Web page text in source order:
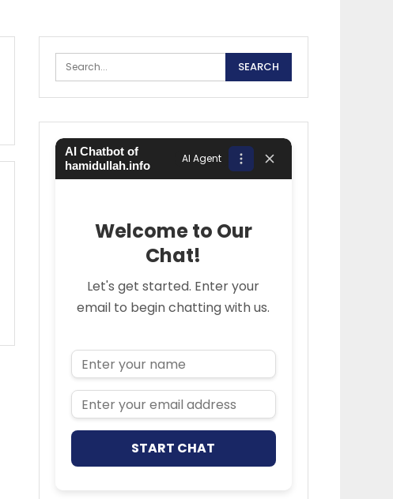
AI Chatbot of
hamidullah.info
AI Agent
Welcome to Our
Chat!
Let's get started. Enter your
email to begin chatting with us.
Name
Email Address
START CHAT